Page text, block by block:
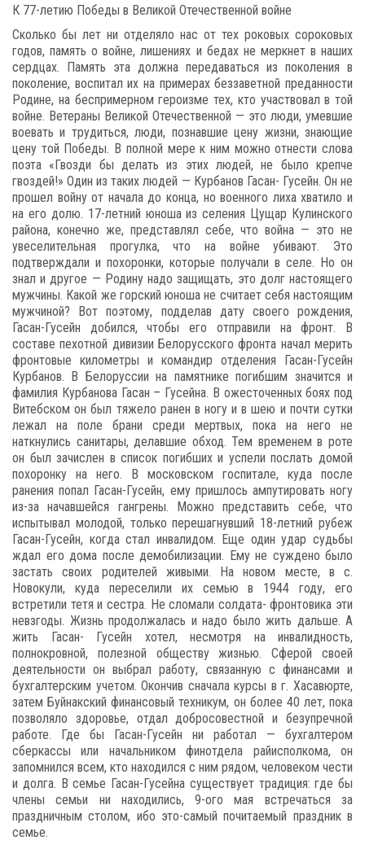
К 77-летию Победы в Великой Отечественной войне
Сколько бы лет ни отделяло нас от тех роковых сороковых
годов, память о войне, лишениях и бедах не меркнет в наших
сердцах. Память эта должна передаваться из поколения в
поколение, воспитал их на примерах беззаветной преданности
Родине, на беспримерном героизме тех, кто участвовал в той
войне. Ветераны Великой Отечественной — это люди, умевшие
воевать и трудиться, люди, познавшие цену жизни, знающие
цену той Победы. В полной мере к ним можно отнести слова
поэта «Гвозди бы делать из этих людей, не было крепче
гвоздей!» Один из таких людей — Курбанов Гасан- Гусейн. Он не
прошел войну от начала до конца, но военного лиха хватило и
на его долю. 17-летний юноша из селения Цущар Кулинского
района, конечно же, представлял себе, что война — это не
увеселительная прогулка, что на войне убивают. Это
подтверждали и похоронки, которые получали в селе. Но он
знал и другое — Родину надо защищать, это долг настоящего
мужчины. Какой же горский юноша не считает себя настоящим
мужчиной? Вот поэтому, подделав дату своего рождения,
Гасан-Гусейн добился, чтобы его отправили на фронт. В
составе пехотной дивизии Белорусского фронта начал мерить
фронтовые километры и командир отделения Гасан-Гусейн
Курбанов. В Белоруссии на памятнике погибшим значится и
фамилия Курбанова Гасан – Гусейна. В ожесточенных боях под
Витебском он был тяжело ранен в ногу и в шею и почти сутки
лежал на поле брани среди мертвых, пока на него не
наткнулись санитары, делавшие обход. Тем временем в роте
он был зачислен в список погибших и успели послать домой
похоронку на него. В московском госпитале, куда после
ранения попал Гасан-Гусейн, ему пришлось ампутировать ногу
из-за начавшейся гангрены. Можно представить себе, что
испытывал молодой, только перешагнувший 18-летний рубеж
Гасан-Гусейн, когда стал инвалидом. Еще один удар судьбы
ждал его дома после демобилизации. Ему не суждено было
застать своих родителей живыми. На новом месте, в с.
Новокули, куда переселили их семью в 1944 году, его
встретили тетя и сестра. Не сломали солдата- фронтовика эти
невзгоды. Жизнь продолжалась и надо было жить дальше. А
жить Гасан- Гусейн хотел, несмотря на инвалидность,
полнокровной, полезной обществу жизнью. Сферой своей
деятельности он выбрал работу, связанную с финансами и
бухгалтерским учетом. Окончив сначала курсы в г. Хасавюрте,
затем Буйнакский финансовый техникум, он более 40 лет, пока
позволяло здоровье, отдал добросовестной и безупречной
работе. Где бы Гасан-Гусейн ни работал — бухгалтером
сберкассы или начальником финотдела райисполкома, он
запомнился всем, кто находился с ним рядом, человеком чести
и долга. В семье Гасан-Гусейна существует традиция: где бы
члены семьи ни находились, 9-ого мая встречаться за
праздничным столом, ибо это-самый почитаемый праздник в
семье.